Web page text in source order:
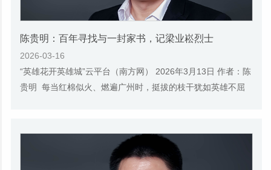
陈贵明：百年寻找与一封家书，记梁业崧烈士
2026-03-16
“英雄花开英雄城”云平台（南方网） 2026年3月13日 作者：陈
贵明 每当红棉似火、燃遍广州时，挺拔的枝干犹如英雄不屈